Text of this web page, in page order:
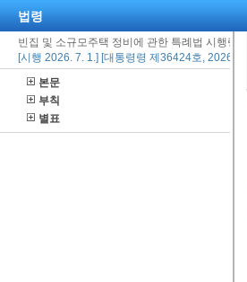
법령
빈집 및 소규모주택 정비에 관한 특례법 시행령
[시행 2026. 7. 1.] [대통령령 제36424호, 2026.
본문
부칙
별표